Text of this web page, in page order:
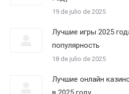
19 de julio de 2025
Лучшие игры 2025
популярность
18 de julio de 2025
Лучшие онлайн